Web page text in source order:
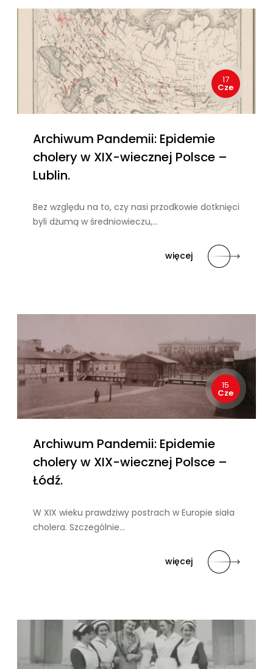
17
Cze
Archiwum Pandemii: Epidemie
cholery w XIX-wiecznej Polsce –
Lublin.
Bez względu na to, czy nasi przodkowie dotknięci
byli dżumą w średniowieczu,…
więcej
15
Cze
Archiwum Pandemii: Epidemie
cholery w XIX-wiecznej Polsce –
Łódź.
W XIX wieku prawdziwy postrach w Europie siała
cholera. Szczególnie…
więcej